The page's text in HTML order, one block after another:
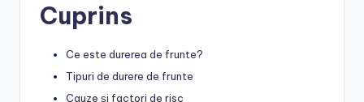
Cuprins
Ce este durerea de frunte?
Tipuri de durere de frunte
Cauze și factori de risc